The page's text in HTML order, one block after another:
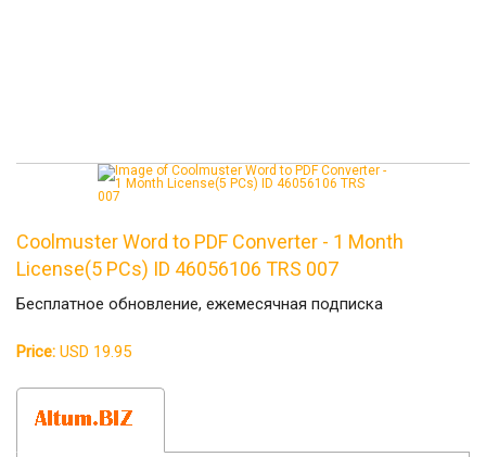
Coolmuster Word to PDF Converter - 1 Month
License(5 PCs) ID 46056106 TRS 007
Бесплатное обновление, ежемесячная подписка
Price: USD 19.95